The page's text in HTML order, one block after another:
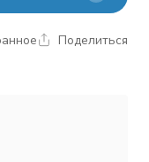
Поделиться